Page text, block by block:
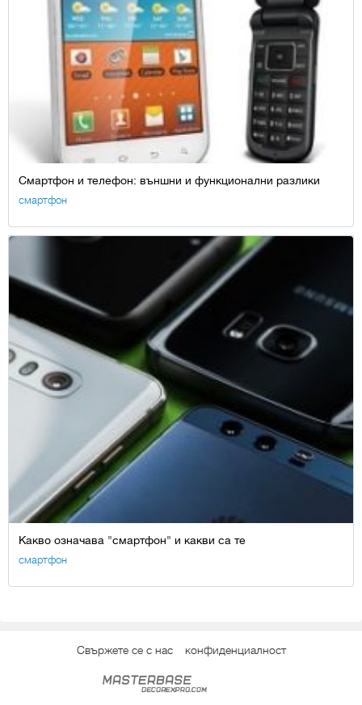
Смартфон и телефон: външни и функционални разлики
смартфон
Какво означава "смартфон" и какви са те
смартфон
Свържете се с нас конфиденциалност